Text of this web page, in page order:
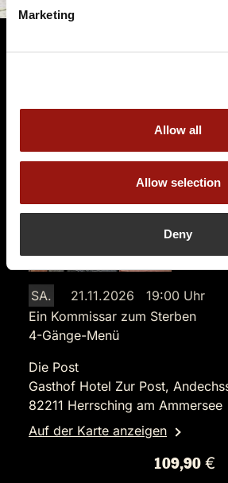
Marketing
Allow all
Allow selection
Deny
SA.
21.11.2026 19:00 Uhr
Ein Kommissar zum Sterben
4-Gänge-Menü
Die Post
Gasthof Hotel Zur Post,
82211 Herrsching am Ammersee
Auf der Karte anzeigen
109,90 €